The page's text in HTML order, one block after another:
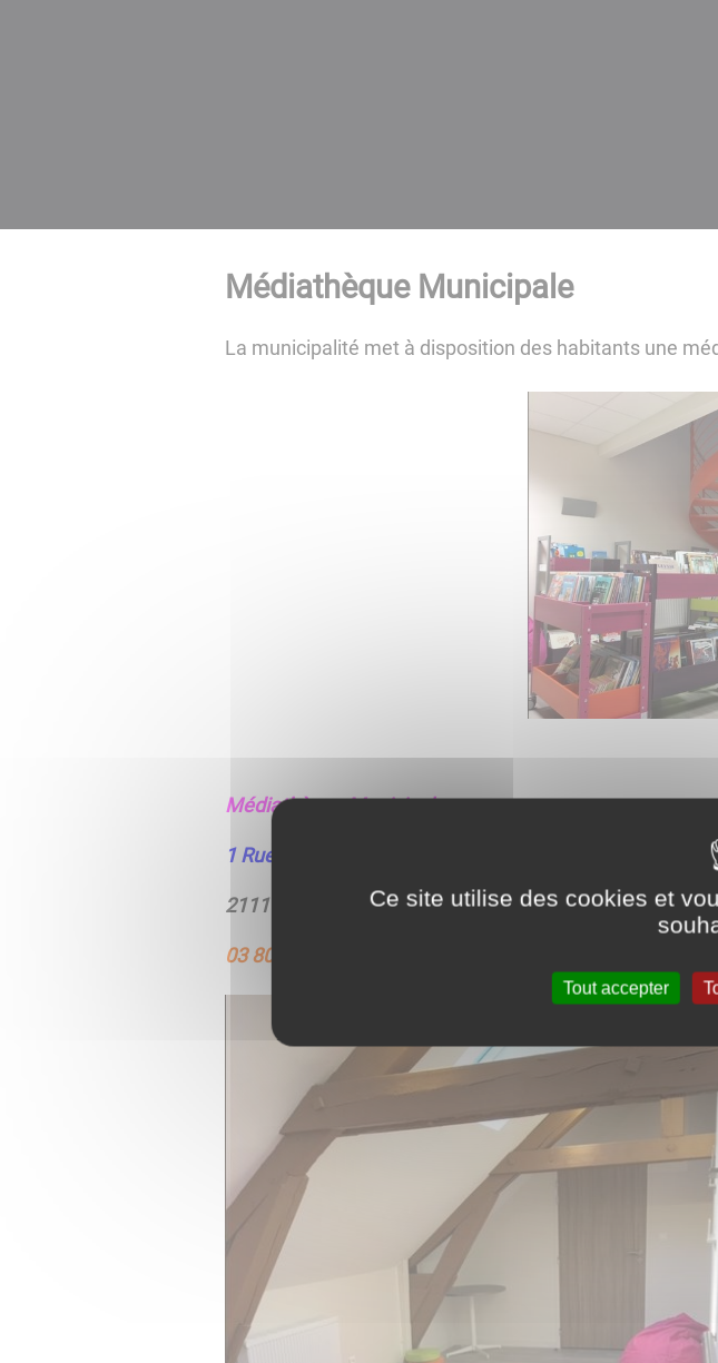
Médiathèque Municipale
La municipalité met à disposition des habitants une
Médiathèque Municipale
1 Rue de Beire le Fort
21110 COLLONGES LES PREMIERES
03 80 37 70 77
Ce site utilise des cookies et
Tout accepter